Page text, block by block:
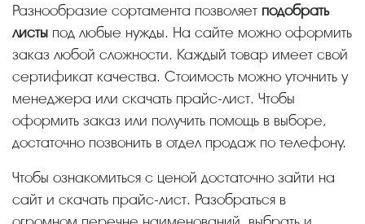
Разнообразие сортамента позволяет подобрать
листы под любые нужды. На сайте можно оформить
заказ любой сложности. Каждый товар имеет свой
сертификат качества. Стоимость можно уточнить у
менеджера или скачать прайс-лист. Чтобы
оформить заказ или получить помощь в выборе,
достаточно позвонить в отдел продаж по телефону.
Чтобы ознакомиться с ценой достаточно зайти на
сайт и скачать прайс-лист. Разобраться в